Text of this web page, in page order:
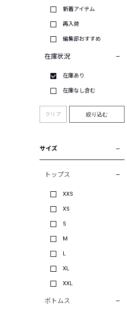
新着アイテム
再入荷
編集部おすすめ
在庫状況
在庫あり
在庫なし含む
クリア 絞り込む
サイズ
トップス
XXS
XS
S
M
L
XL
XXL
ボトムス